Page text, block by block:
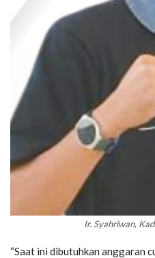
Ir. Syahriwan,
“Saat ini dibutuhkan anggaran